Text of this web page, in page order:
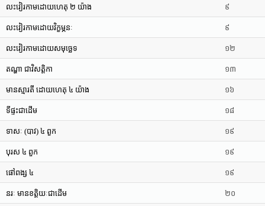
លះវៀរកាមដោយហេតុ ២ យ៉ាង ៩
លះវៀរកាមដោយវិក្ខម្ភនៈ ៩
លះវៀរកាមដោយសមុច្ឆេទ ១២
តណ្ហា ជាវិសត្តិកា ១៣
មានស្មារតី ដោយហេតុ ៤ យ៉ាង ១៦
ទីផ្ទះជាដើម ១៨
ទាសៈ (បាវ) ៤ ពួក ១៩
បុរស ៤ ពួក ១៩
ផៅពង្ស ៤ ១៩
នរៈ មានខតិ្តយៈជាដើម ២០